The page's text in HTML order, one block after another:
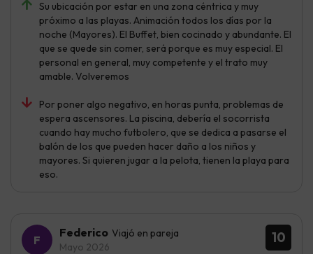
Su ubicación por estar en una zona céntrica y muy
próximo a las playas. Animación todos los días por la
noche (Mayores). El Buffet, bien cocinado y abundante. El
que se quede sin comer, será porque es muy especial. El
personal en general, muy competente y el trato muy
amable. Volveremos
Por poner algo negativo, en horas punta, problemas de
espera ascensores. La piscina, debería el socorrista
cuando hay mucho futbolero, que se dedica a pasarse el
balón de los que pueden hacer daño a los niños y
mayores. Si quieren jugar a la pelota, tienen la playa para
eso.
10
Federico Viajó en pareja
Mayo 2026